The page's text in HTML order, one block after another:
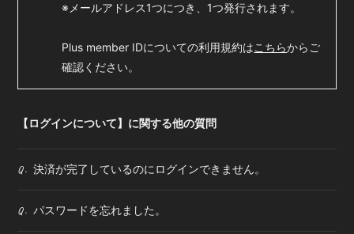
会員登録 ログイン
※メールアドレス1つにつき、1つ発行されます。
Plus member IDについての利用規約はこちらからご
確認ください。
【ログインについて】に関する他の質問
Q. 決済が完了しているのにログインできません。
Q. パスワードを忘れました。